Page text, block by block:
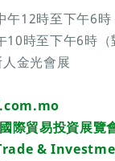
午12時至下午6
時至下午6時（
金光會展
際貿易投資展
&